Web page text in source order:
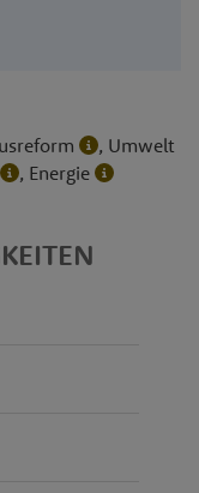
, Umwelt
, Energie